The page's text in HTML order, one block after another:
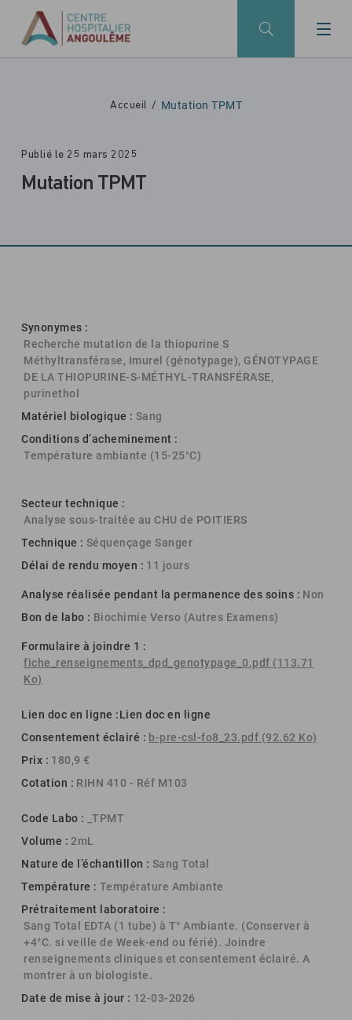
Accueil Mutation TPMT
Publié le 25 mars 2025
Mutation TPMT
Synonymes :
Recherche mutation de la thiopurine S
Méthyltransférase, Imurel (génotypage), GÉNOTYPAGE
DE LA THIOPURINE-S-MÉTHYL-TRANSFÉRASE,
purinethol
Matériel biologique : Sang
Conditions d’acheminement :
Température ambiante (15-25°C)
Secteur technique :
Analyse sous-traitée au CHU de POITIERS
Technique : Séquençage Sanger
Délai de rendu moyen : 11 jours
Analyse réalisée pendant la permanence des soins : Non
Bon de labo : Biochimie Verso (Autres Examens)
Formulaire à joindre 1 :
fiche_renseignements_dpd_genotypage_0.pdf (113.71
Ko)
Lien doc en ligne :Lien doc en ligne
Consentement éclairé : b-pre-csl-fo8_23.pdf (92.62 Ko)
Prix : 180,9 €
Cotation : RIHN 410 - Réf M103
Code Labo :
_TPMT
Volume : 2mL
Nature de l’échantillon : Sang Total
Température : Température Ambiante
Prétraitement laboratoire :
Sang Total EDTA (1 tube) à T° Ambiante. (Conserver à
+4°C. si veille de Week-end ou férié). Joindre
renseignements cliniques et consentement éclairé. A
montrer à un biologiste.
Date de mise à jour : 12-03-2026